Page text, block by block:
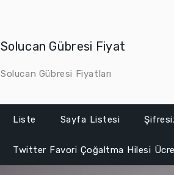
Solucan Gübresi Fiyat
Solucan Gübresi Fiyatları
Liste Sayfa Listesi
Twitter Favori Çoğaltma Hilesi